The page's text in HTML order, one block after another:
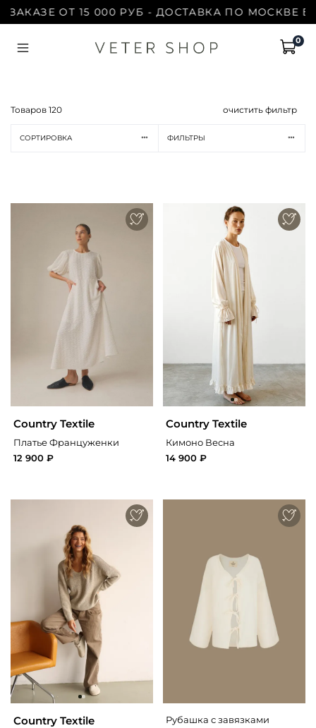
ОТ 15 000 РУБ - ДОСТАВКА ПО МОСКВЕ
0
Товаров 120 очистить фильтр
СОРТИРОВКА ФИЛЬТРЫ
Country Textile
Платье Француженки
12 900 ₽
Country Textile
Кимоно Весна
14 900 ₽
Country Textile
Рубашка с завязками